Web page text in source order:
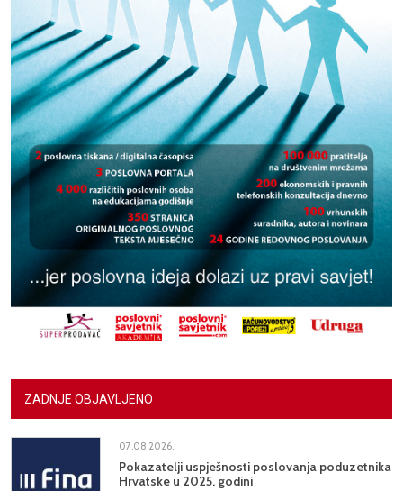
ZADNJE OBJAVLJENO
07.08.2026.
Pokazatelji uspješnosti poslovanja poduzetnika
Hrvatske u 2025. godini